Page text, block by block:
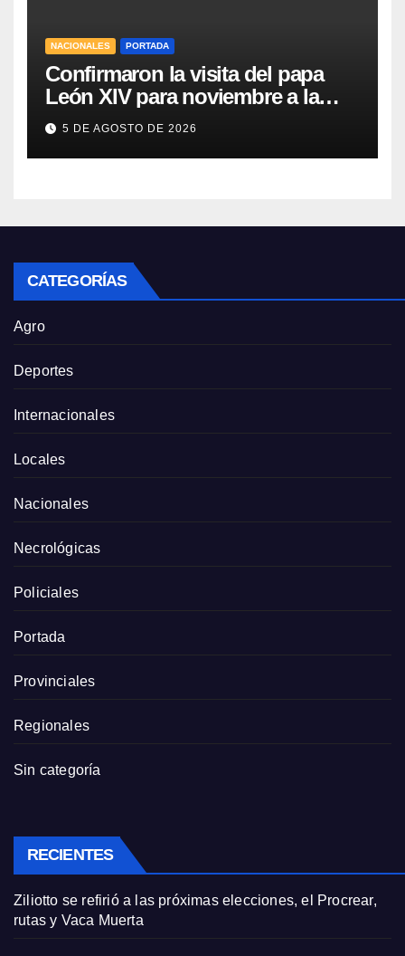
NACIONALES PORTADA
Confirmaron la visita del papa
León XIV para noviembre a la
Argentina
5 DE AGOSTO DE 2026
CATEGORÍAS
Agro
Deportes
Internacionales
Locales
Nacionales
Necrológicas
Policiales
Portada
Provinciales
Regionales
Sin categoría
RECIENTES
Ziliotto se refirió a las próximas elecciones, el Procrear,
rutas y Vaca Muerta